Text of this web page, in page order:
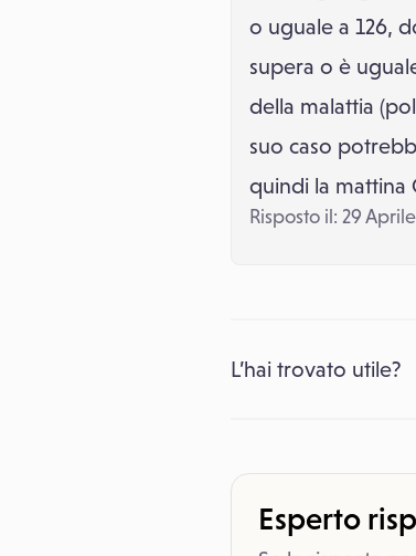
o uguale a 126,
supera o è
della malattia
suo caso
quindi la mattina
Risposto il: 29
L’hai trovato utile?
Esperto